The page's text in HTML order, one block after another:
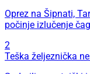
Oprez na Šipnati,
počinje izlučenje
2
Teška željeznička